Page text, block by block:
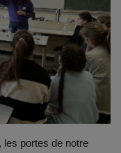
les portes de notre